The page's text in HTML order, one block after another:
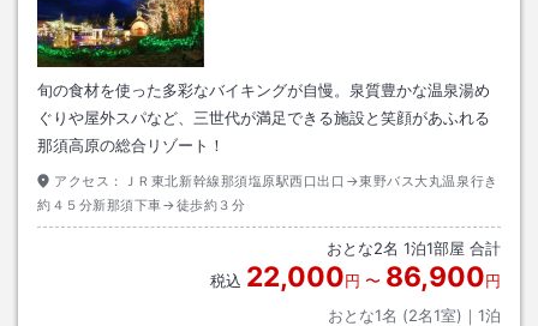
旬の食材を使った多彩なバイキングが自慢。泉質豊かな温泉湯め
ぐりや屋外スパなど、三世代が満足できる施設と笑顔があふれる
那須高原の総合リゾート！
アクセス：
ＪＲ東北新幹線那須塩原駅西口出口→東野バス大丸温泉行き
約４５分新那須下車→徒歩約３分
おとな2名 1泊1部屋 合計
税込 22,000円 〜 86,900円
おとな1名 (2名1室)｜ 1泊